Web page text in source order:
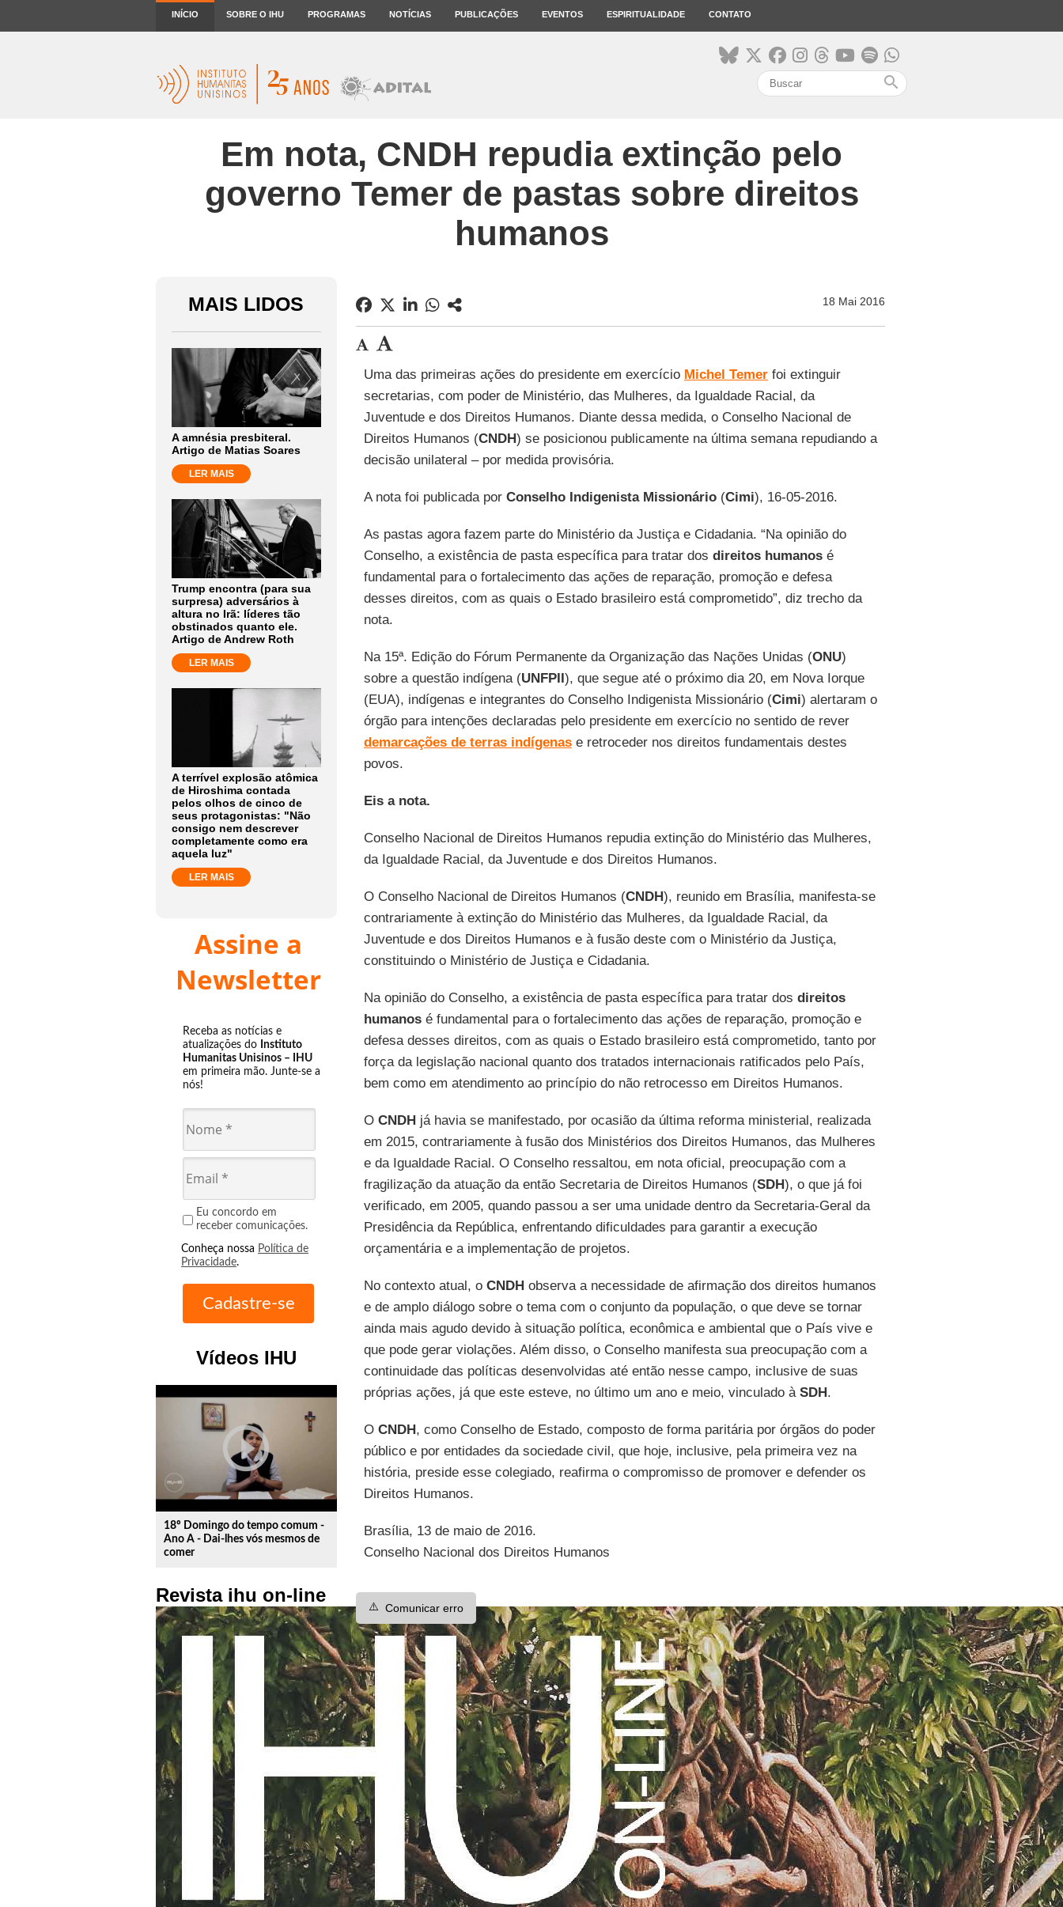
INÍCIO SOBRE O IHU PROGRAMAS NOTÍCIAS PUBLICAÇÕES EVENTOS ESPIRITUALIDADE CONTATO
search
Em nota, CNDH repudia extinção pelo
governo Temer de pastas sobre direitos
humanos
MAIS LIDOS
A amnésia presbiteral.
Artigo de Matias Soares
LER MAIS
Trump encontra (para sua
surpresa) adversários à
altura no Irã: líderes tão
obstinados quanto ele.
Artigo de Andrew Roth
LER MAIS
A terrível explosão atômica
de Hiroshima contada
pelos olhos de cinco de
seus protagonistas: "Não
consigo nem descrever
completamente como era
aquela luz"
LER MAIS
Assine a
Newsletter
Receba as notícias e
atualizações do Instituto
Humanitas Unisinos – IHU
em primeira mão. Junte-se a
nós!
Eu concordo em
receber comunicações.
Conheça nossa Política de
Privacidade.
Vídeos IHU
play_circle_outline
18º Domingo do tempo comum -
Ano A - Dai-lhes vós mesmos de
comer
Revista ihu on-line
18 Mai 2016
Uma das primeiras ações do presidente em exercício Michel Temerfoi extinguir
secretarias, com poder de Ministério, das Mulheres, da Igualdade Racial, da
Juventude e dos Direitos Humanos. Diante dessa medida, o Conselho Nacional de
Direitos Humanos (CNDH) se posicionou publicamente na última semana repudiando a
decisão unilateral – por medida provisória.
A nota foi publicada por Conselho Indigenista Missionário(Cimi), 16-05-2016.
As pastas agora fazem parte do Ministério da Justiça e Cidadania. “Na opinião do
Conselho, a existência de pasta específica para tratar dos direitos humanosé
fundamental para o fortalecimento das ações de reparação, promoção e defesa
desses direitos, com as quais o Estado brasileiro está comprometido”, diz trecho da
nota.
Na 15ª. Edição do Fórum Permanente da Organização das Nações Unidas (ONU)
sobre a questão indígena (UNFPII), que segue até o próximo dia 20, em Nova Iorque
(EUA), indígenas e integrantes do Conselho Indigenista Missionário (Cimi) alertaram o
órgão para intenções declaradas pelo presidente em exercício no sentido de rever
demarcações de terras indígenase retroceder nos direitos fundamentais destes
povos.
Eis a nota.
Conselho Nacional de Direitos Humanos repudia extinção do Ministério das Mulheres,
da Igualdade Racial, da Juventude e dos Direitos Humanos.
O Conselho Nacional de Direitos Humanos (CNDH), reunido em Brasília, manifesta-se
contrariamente à extinção do Ministério das Mulheres, da Igualdade Racial, da
Juventude e dos Direitos Humanos e à fusão deste com o Ministério da Justiça,
constituindo o Ministério de Justiça e Cidadania.
Na opinião do Conselho, a existência de pasta específica para tratar dos direitos
humanosé fundamental para o fortalecimento das ações de reparação, promoção e
defesa desses direitos, com as quais o Estado brasileiro está comprometido, tanto por
força da legislação nacional quanto dos tratados internacionais ratificados pelo País,
bem como em atendimento ao princípio do não retrocesso em Direitos Humanos.
O CNDHjá havia se manifestado, por ocasião da última reforma ministerial, realizada
em 2015, contrariamente à fusão dos Ministérios dos Direitos Humanos, das Mulheres
e da Igualdade Racial. O Conselho ressaltou, em nota oficial, preocupação com a
fragilização da atuação da então Secretaria de Direitos Humanos (SDH), o que já foi
verificado, em 2005, quando passou a ser uma unidade dentro da Secretaria-Geral da
Presidência da República, enfrentando dificuldades para garantir a execução
orçamentária e a implementação de projetos.
No contexto atual, o CNDHobserva a necessidade de afirmação dos direitos humanos
e de amplo diálogo sobre o tema com o conjunto da população, o que deve se tornar
ainda mais agudo devido à situação política, econômica e ambiental que o País vive e
que pode gerar violações. Além disso, o Conselho manifesta sua preocupação com a
continuidade das políticas desenvolvidas até então nesse campo, inclusive de suas
próprias ações, já que este esteve, no último um ano e meio, vinculado à SDH.
O CNDH, como Conselho de Estado, composto de forma paritária por órgãos do poder
público e por entidades da sociedade civil, que hoje, inclusive, pela primeira vez na
história, preside esse colegiado, reafirma o compromisso de promover e defender os
Direitos Humanos.
Brasília, 13 de maio de 2016.
Conselho Nacional dos Direitos Humanos
⚠️ Comunicar erro